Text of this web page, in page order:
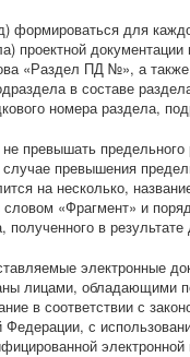
формироваться для
проектной
«Раздел ПД №», а
в составе
номера раздела,
превышать предельного
случае превышения
на несколько,
словом «Фрагмент» и
полученного в результате
электронные
лицами, обладающими
в соответствии с
Федерации, с
электронной